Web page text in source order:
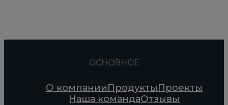
ОСНОВНОЕ
О компанииПродуктыПроекты
Наша командаОтзывы